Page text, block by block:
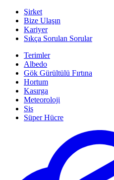
Şirket
Bize Ulaşın
Kariyer
Sıkça Sorulan Sorular
Terimler
Albedo
Gök Gürültülü Fırtına
Hortum
Kasırga
Meteoroloji
Sis
Süper Hücre